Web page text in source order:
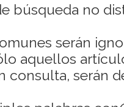
búsqueda no
serán
aquellos
consulta, serán